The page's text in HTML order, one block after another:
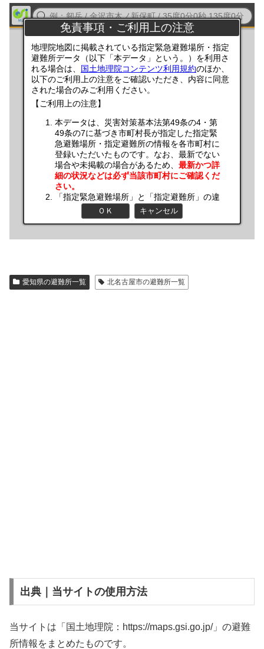
愛知県の避難所一覧 北名古屋市の避難所一覧
出典｜当サイトの使用方法
当サイトは「国土地理院：https://maps.gsi.go.jp/」の避難
所情報をまとめたものです。